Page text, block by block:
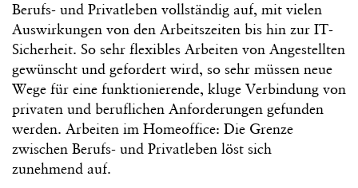
Berufs- und Privatleben vollständig auf, mit vielen
Auswirkungen von den Arbeitszeiten bis hin zur IT-
Sicherheit. So sehr flexibles Arbeiten von Angestellten
gewünscht und gefordert wird, so sehr müssen neue
Wege für eine funktionierende, kluge Verbindung von
privaten und beruflichen Anforderungen gefunden
werden. Arbeiten im Homeoffice: Die Grenze
zwischen Berufs- und Privatleben löst sich
zunehmend auf.